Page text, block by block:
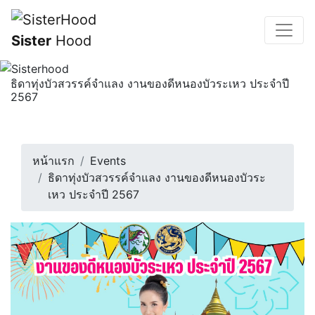
Sister Hood
ธิดาทุ่งบัวสวรรค์จําแลง งานของดีหนองบัวระเหว ประจําปี
2567
หน้าแรก
Events
ธิดาทุ่งบัวสวรรค์จําแลง งานของดีหนองบัวระ
เหว ประจําปี 2567